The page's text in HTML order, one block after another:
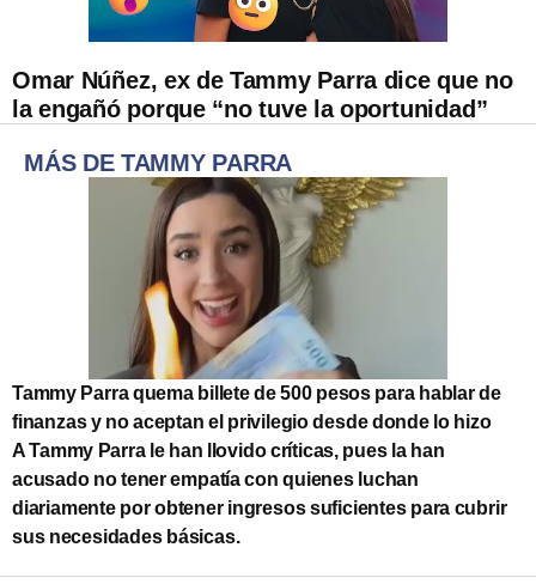
Omar Núñez, ex de Tammy Parra dice que no
la engañó porque “no tuve la oportunidad”
MÁS DE TAMMY PARRA
Tammy Parra quema billete de 500 pesos para hablar de
finanzas y no aceptan el privilegio desde donde lo hizo
A Tammy Parra le han llovido críticas, pues la han
acusado no tener empatía con quienes luchan
diariamente por obtener ingresos suficientes para cubrir
sus necesidades básicas.